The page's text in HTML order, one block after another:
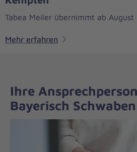
Tabea Meiler übernimmt ab
Mehr erfahren
Ihre
Bayerisch Schwaben